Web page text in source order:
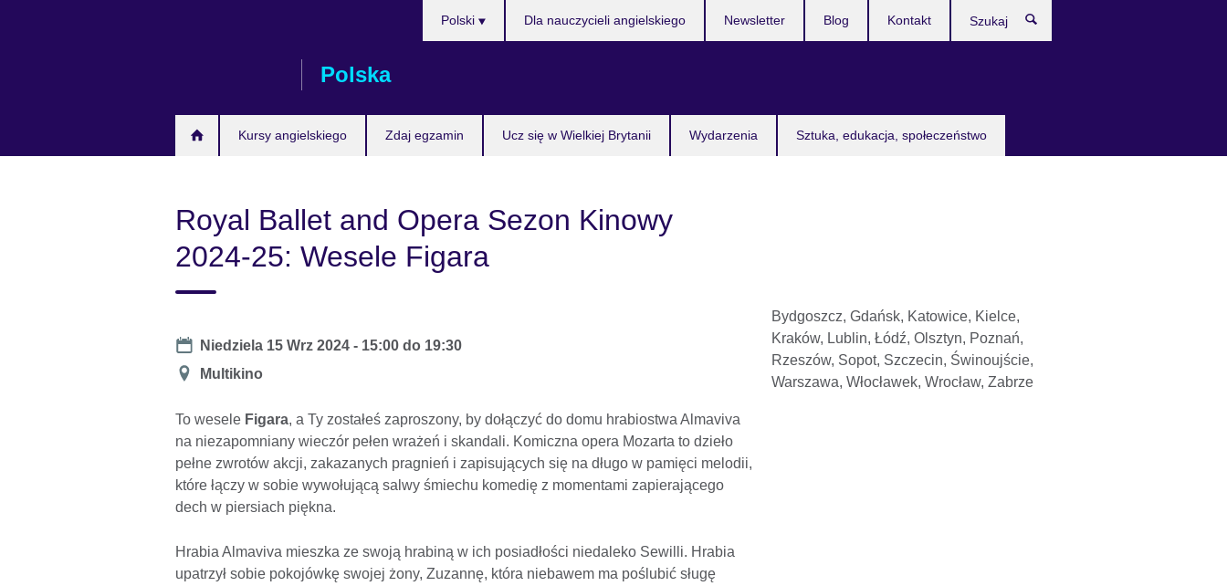
Polska
Kursy angielskiego Zdaj egzamin Ucz się w Wielkiej Brytanii Wydarzenia Sztuka, edukacja, społeczeństwo
Polski Dla nauczycieli angielskiego Newsletter Blog Kontakt
Royal Ballet and Opera Sezon Kinowy
2024-25: Wesele Figara
Date
Niedziela 15 Wrz 2024 - 15:00 do 19:30
Miejsce
Multikino
To wesele Figara, a Ty zostałeś zaproszony, by dołączyć do domu hrabiostwa Almaviva
na niezapomniany wieczór pełen wrażeń i skandali. Komiczna opera Mozarta to dzieło
pełne zwrotów akcji, zakazanych pragnień i zapisujących się na długo w pamięci melodii,
które łączy w sobie wywołującą salwy śmiechu komedię z momentami zapierającego
dech w piersiach piękna.
Hrabia Almaviva mieszka ze swoją hrabiną w ich posiadłości niedaleko Sewilli. Hrabia
upatrzył sobie pokojówkę swojej żony, Zuzannę, która niebawem ma poślubić sługę
Bydgoszcz, Gdańsk, Katowice, Kielce,
Kraków, Lublin, Łódź, Olsztyn, Poznań,
Rzeszów, Sopot, Szczecin, Świnoujście,
Warszawa, Włocławek, Wrocław, Zabrze